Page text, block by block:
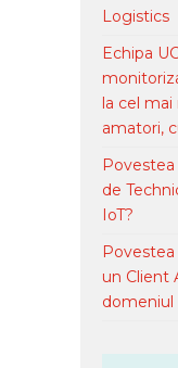
Logistics
Echipa
la cel
amatori,
de
IoT?
un Client
domeniul